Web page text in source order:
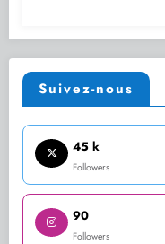
Suivez-nous
45 k
Followers
90
Followers